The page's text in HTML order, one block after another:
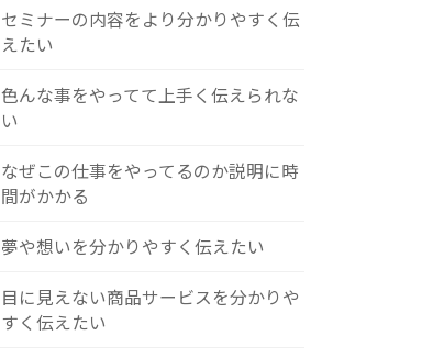
セミナーの内容をより分かりやすく伝
えたい
色んな事をやってて上手く伝えられな
い
なぜこの仕事をやってるのか説明に時
間がかかる
夢や想いを分かりやすく伝えたい
目に見えない商品サービスを分かりや
すく伝えたい